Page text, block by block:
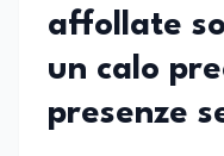
affollate
un calo
presenze